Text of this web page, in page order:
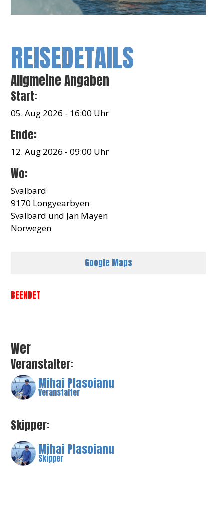
REISEDETAILS
Allgmeine Angaben
Start:
05. Aug 2026 - 16:00 Uhr
Ende:
12. Aug 2026 - 09:00 Uhr
Wo:
Svalbard
9170 Longyearbyen
Svalbard und Jan Mayen
Norwegen
Google Maps
BEENDET
Wer
Veranstalter:
Mihai Plasoianu
Veranstalter
Skipper:
Mihai Plasoianu
Skipper